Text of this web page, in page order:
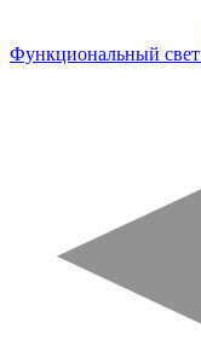
Функциональный свет